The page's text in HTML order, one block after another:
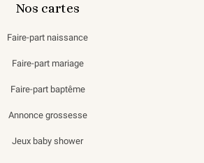
Nos cartes
Faire-part naissance
Faire-part mariage
Faire-part baptême
Annonce grossesse
Jeux baby shower